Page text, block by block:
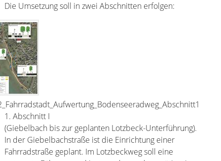
Die Umsetzung soll in zwei Abschnitten erfolgen:
1. Abschnitt I
(Giebelbach bis zur geplanten Lotzbeck-Unterführung).
In der Giebelbachstraße ist die Einrichtung einer
Fahrradstraße geplant. Im Lotzbeckweg soll eine